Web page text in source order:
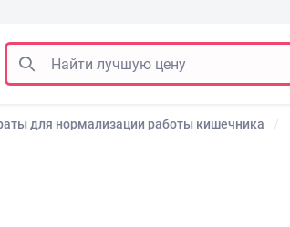
для нормализации работы кишечника